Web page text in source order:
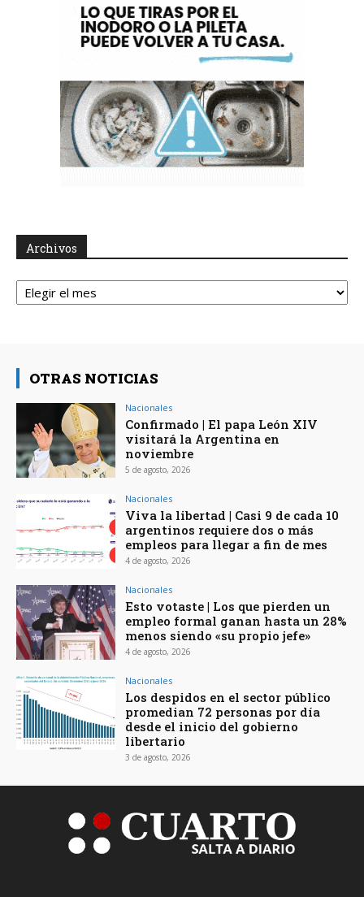
Archivos
Archivos
OTRAS NOTICIAS
Nacionales
Confirmado | El papa León XIV
visitará la Argentina en
noviembre
5 de agosto, 2026
Nacionales
Viva la libertad | Casi 9 de cada 10
argentinos requiere dos o más
empleos para llegar a fin de mes
4 de agosto, 2026
Nacionales
Esto votaste | Los que pierden un
empleo formal ganan hasta un 28%
menos siendo «su propio jefe»
4 de agosto, 2026
Nacionales
Los despidos en el sector público
promedian 72 personas por día
desde el inicio del gobierno
libertario
3 de agosto, 2026